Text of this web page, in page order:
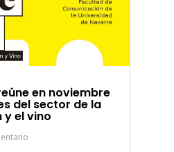
en noviembre
del sector de la
el vino